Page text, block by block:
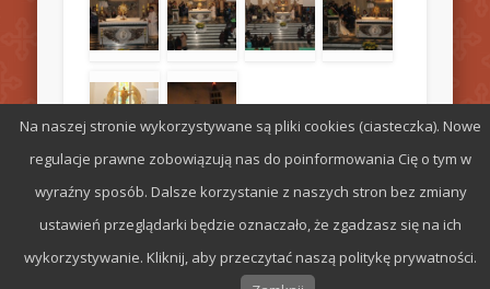
© 2026 Parafia św. Stefana w Radomiu
Na naszej stronie wykorzystywane są pliki cookies (ciasteczka). Nowe
regulacje prawne zobowiązują nas do poinformowania Cię o tym w
wyraźny sposób. Dalsze korzystanie z naszych stron bez zmiany
ustawień przeglądarki będzie oznaczało, że zgadzasz się na ich
wykorzystywanie. Kliknij, aby przeczytać naszą politykę prywatności.